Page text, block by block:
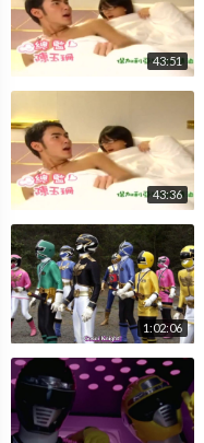
43:51
43:36
1:02:06